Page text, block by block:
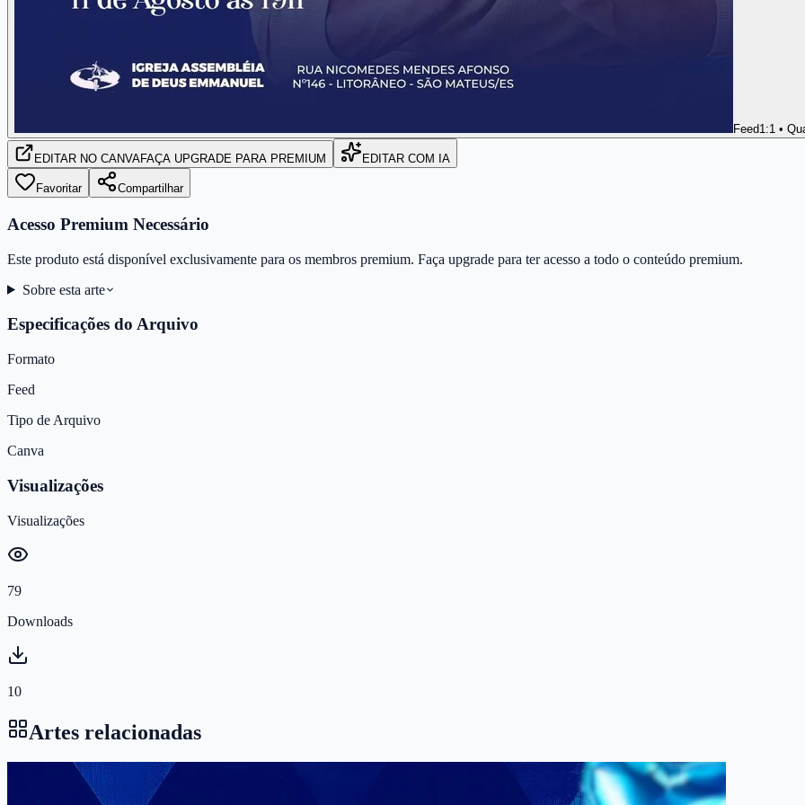
Feed1:1 •
EDITAR NO CANVAFAÇA UPGRADE PARA PREMIUM EDITAR COM IA
Favoritar Compartilhar
Acesso Premium Necessário
Este produto está disponível exclusivamente para os membros premium. Faça upgrade para ter acesso a todo o conteúdo premium.
Sobre esta arte
Especificações do Arquivo
Formato
Feed
Tipo de Arquivo
Canva
Visualizações
Visualizações
79
Downloads
10
Artes relacionadas